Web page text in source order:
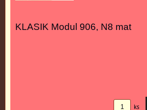
KLASIK Modul 906, N8 mat
ks